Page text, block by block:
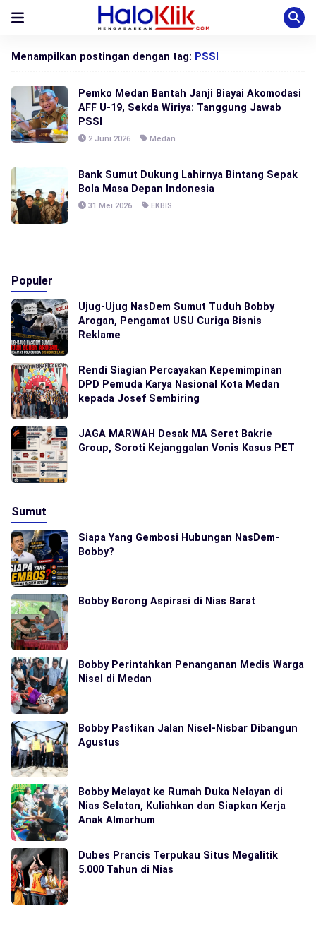
Menampilkan postingan dengan tag: PSSI
Pemko Medan Bantah Janji Biayai Akomodasi
AFF U-19, Sekda Wiriya: Tanggung Jawab
PSSI
2 Juni 2026 Medan
Bank Sumut Dukung Lahirnya Bintang Sepak
Bola Masa Depan Indonesia
31 Mei 2026 EKBIS
Populer
Ujug-Ujug NasDem Sumut Tuduh Bobby
Arogan, Pengamat USU Curiga Bisnis
Reklame
Rendi Siagian Percayakan Kepemimpinan
DPD Pemuda Karya Nasional Kota Medan
kepada Josef Sembiring
JAGA MARWAH Desak MA Seret Bakrie
Group, Soroti Kejanggalan Vonis Kasus PET
Sumut
Siapa Yang Gembosi Hubungan NasDem-
Bobby?
Bobby Borong Aspirasi di Nias Barat
Bobby Perintahkan Penanganan Medis Warga
Nisel di Medan
Bobby Pastikan Jalan Nisel-Nisbar Dibangun
Agustus
Bobby Melayat ke Rumah Duka Nelayan di
Nias Selatan, Kuliahkan dan Siapkan Kerja
Anak Almarhum
Dubes Prancis Terpukau Situs Megalitik
5.000 Tahun di Nias